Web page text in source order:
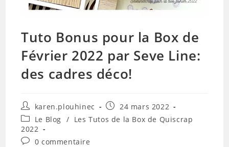
Tuto Bonus pour la Box de
Février 2022 par Seve Line:
des cadres déco!
Auteur/autrice
de
la
publication :
karen.plouhinec
Publication
publiée :
24 mars 2022
Post
category:
Le Blog / Les Tutos de la Box de Quiscrap
2022
Commentaires
0 commentaire